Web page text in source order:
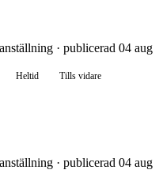
· publicerad 04 aug
Heltid Tills vidare
· publicerad 04 aug